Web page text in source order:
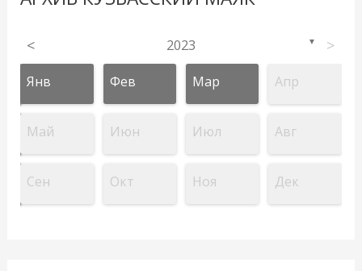
< 2023 ▼ >
Янв Фев Мар Апр
Май Июн Июл Авг
Сен Окт Ноя Дек